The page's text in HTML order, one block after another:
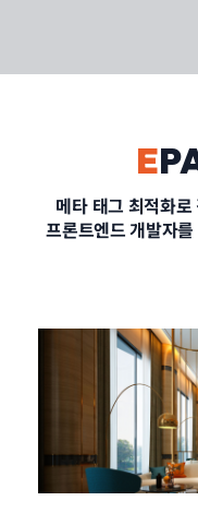
PORTFOLIO
정부지원사업
E
메타 태그 최적화
프론트엔드 개발자